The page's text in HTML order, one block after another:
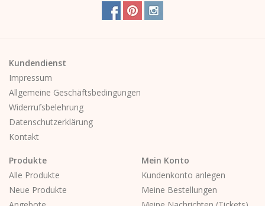
Kundendienst
Impressum
Allgemeine Geschäftsbedingungen
Widerrufsbelehrung
Datenschutzerklärung
Kontakt
Produkte
Alle Produkte
Neue Produkte
Mein Konto
Kundenkonto anlegen
Meine Bestellungen